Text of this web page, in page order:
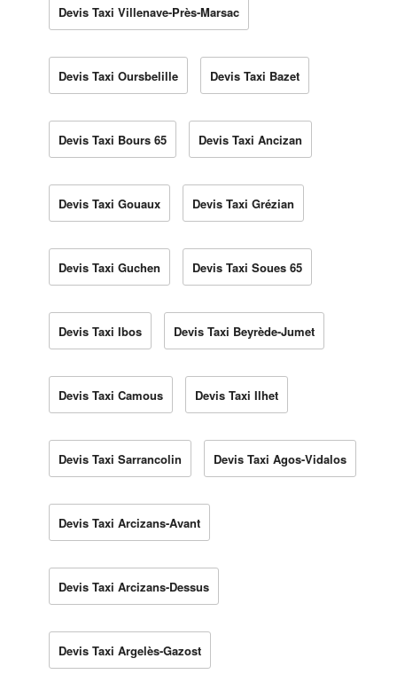
Devis Taxi Villenave-Près-Marsac
Devis Taxi Oursbelille Devis Taxi Bazet
Devis Taxi Bours 65 Devis Taxi Ancizan
Devis Taxi Gouaux Devis Taxi Grézian
Devis Taxi Guchen Devis Taxi Soues 65
Devis Taxi Ibos Devis Taxi Beyrède-Jumet
Devis Taxi Camous Devis Taxi Ilhet
Devis Taxi Sarrancolin Devis Taxi Agos-Vidalos
Devis Taxi Arcizans-Avant
Devis Taxi Arcizans-Dessus
Devis Taxi Argelès-Gazost